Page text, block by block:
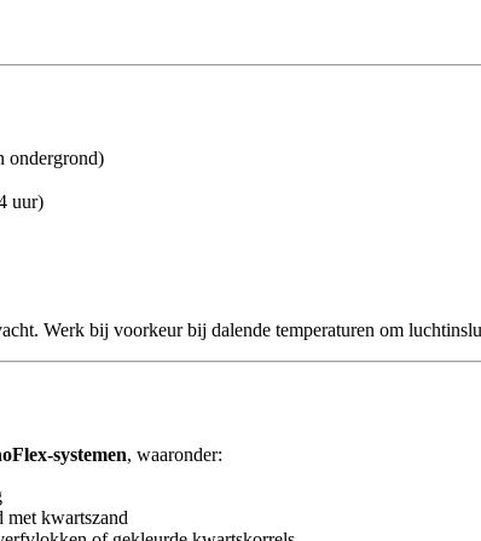
ondergrond)
uur)
Werk bij voorkeur bij dalende temperaturen om
systemen, waaronder:
met kwartszand